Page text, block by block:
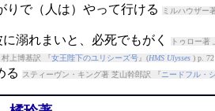
りで（人は）やって行ける ミルハウザー
に溺れまいと、必死でもがく トゥロー著
上博基訳 『女王陛下のユリシーズ号』(HMS Ulysses) p. 72
る スティーヴン・キング著 芝山幹郎訳 『 ニードフル・